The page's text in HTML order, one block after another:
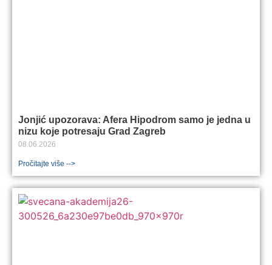
Jonjić upozorava: Afera Hipodrom samo je jedna u
nizu koje potresaju Grad Zagreb
08.06.2026
Pročitajte više -->